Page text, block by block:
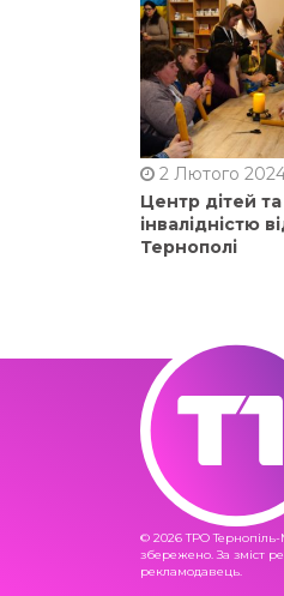
2 Лютого
Центр дітей
інвалідністю
Тернополі
© 2026 ТРО Тернопіль-
збережено. За зміст
рекламодавець.